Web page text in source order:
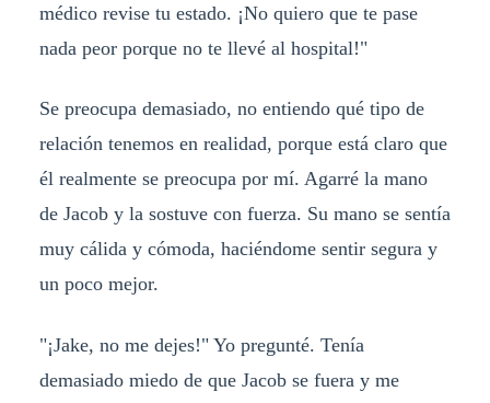
médico revise tu estado. ¡No quiero que te pase
nada peor porque no te llevé al hospital!"
Se preocupa demasiado, no entiendo qué tipo de
relación tenemos en realidad, porque está claro que
él realmente se preocupa por mí. Agarré la mano
de Jacob y la sostuve con fuerza. Su mano se sentía
muy cálida y cómoda, haciéndome sentir segura y
un poco mejor.
"¡Jake, no me dejes!" Yo pregunté. Tenía
demasiado miedo de que Jacob se fuera y me